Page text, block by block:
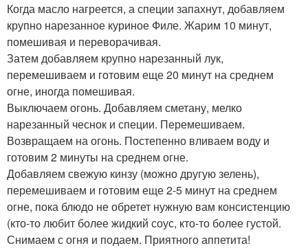
Когда масло нагреется, а специи запахнут, добавляем
крупно нарезанное куриное Филе. Жарим 10 минут,
помешивая и переворачивая.
Затем добавляем крупно нарезанный лук,
перемешиваем и готовим еще 20 минут на среднем
огне, иногда помешивая.
Выключаем огонь. Добавляем сметану, мелко
нарезанный чеснок и специи. Перемешиваем.
Возвращаем на огонь. Постепенно вливаем воду и
готовим 2 минуты на среднем огне.
Добавляем свежую кинзу (можно другую зелень),
перемешиваем и готовим еще 2-5 минут на среднем
огне, пока блюдо не обретет нужную вам консистенцию
(кто-то любит более жидкий соус, кто-то более густой.
Снимаем с огня и подаем. Приятного аппетита!